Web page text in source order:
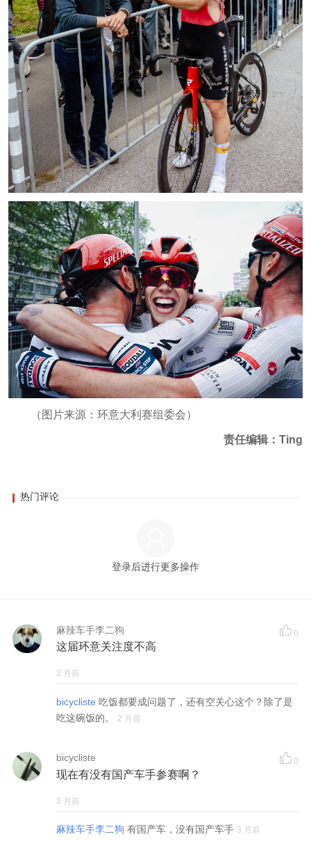
（图片来源：环意大利赛组委会）
责任编辑：Ting
热门评论
登录后进行更多操作
麻辣车手李二狗 0
这届环意关注度不高
3 月前
bicycliste 吃饭都要成问题了，还有空关心这个？除了是
吃这碗饭的。
2 月前
bicycliste 0
现在有没有国产车手参赛啊？
3 月前
麻辣车手李二狗 有国产车，没有国产车手 3 月前